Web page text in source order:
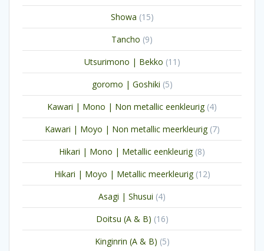
producten
Showa 1515
producten
Tancho 99
producten
Utsurimono | Bekko 11 11
producten
goromo | Goshiki 55
producten
Kawari | Mono | Non metallic eenkleurig 44
producten
Kawari | Moyo | Non metallic meerkleurig 77
producten
Hikari | Mono | Metallic eenkleurig 88
producten
Hikari | Moyo | Metallic meerkleurig 1212
producten
Asagi | Shusui 44
producten
Doitsu (A & B) 1616
producten
Kinginrin (A & B) 55